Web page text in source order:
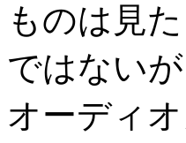
ものは見
ではない
オーディ